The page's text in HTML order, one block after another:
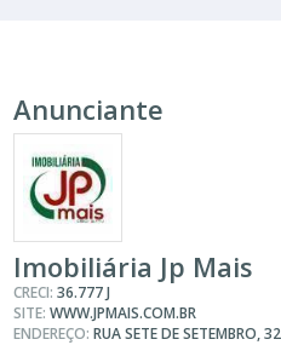
Anunciante
Imobiliária Jp Mais
CRECI:36.777 J
SITE:WWW.JPMAIS.COM.BR
ENDEREÇO:RUA SETE DE SETEMBRO,